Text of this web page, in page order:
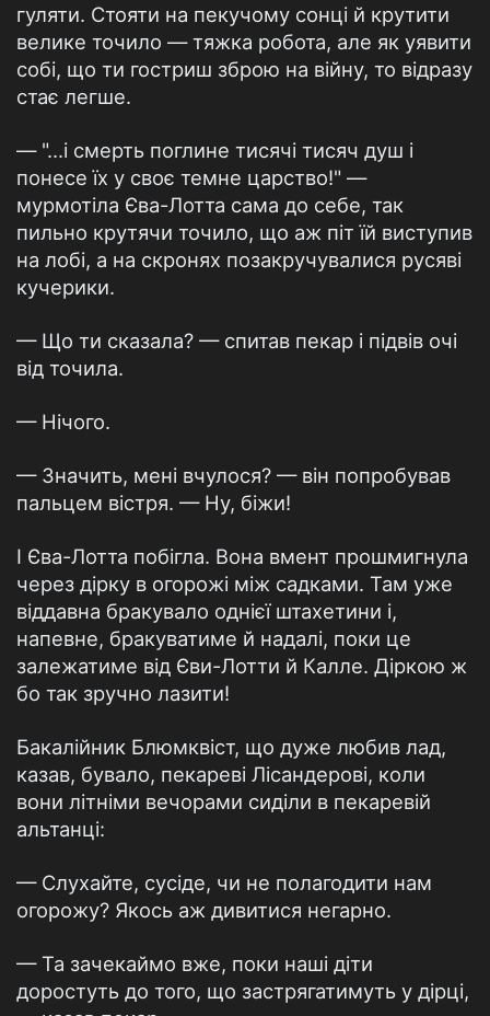
гуляти. Стояти на пекучому сонці й крутити
велике точило — тяжка робота, але як уявити
собі, що ти гостриш зброю на війну, то відразу
стає легше.
— "...і смерть поглине тисячі тисяч душ і
понесе їх у своє темне царство!" —
мурмотіла Єва-Лотта сама до себе, так
пильно крутячи точило, що аж піт їй виступив
на лобі, а на скронях позакручувалися русяві
кучерики.
— Що ти сказала? — спитав пекар і підвів очі
від точила.
— Нічого.
— Значить, мені вчулося? — він попробував
пальцем вістря. — Ну, біжи!
І Єва-Лотта побігла. Вона вмент прошмигнула
через дірку в огорожі між садками. Там уже
віддавна бракувало однієї штахетини і,
напевне, бракуватиме й надалі, поки це
залежатиме від Єви-Лотти й Калле. Діркою ж
бо так зручно лазити!
Бакалійник Блюмквіст, що дуже любив лад,
казав, бувало, пекареві Лісандерові, коли
вони літніми вечорами сиділи в пекаревій
альтанці:
— Слухайте, сусіде, чи не полагодити нам
огорожу? Якось аж дивитися негарно.
— Та зачекаймо вже, поки наші діти
доростуть до того, що застрягатимуть у дірці,